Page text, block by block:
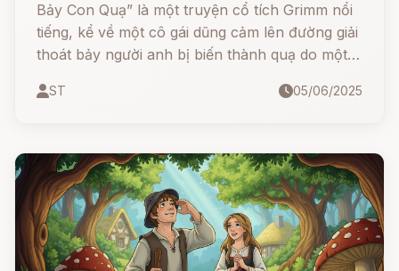
Bảy Con Quạ” là một truyện cổ tích Grimm nổi
tiếng, kể về một cô gái dũng cảm lên đường giải
thoát bảy người anh bị biến thành quạ do một
cảm gia đình, lòng dũng cảm và sự hy sinh, là
những vì sao và cả ngọn núi thủy tinh để cứu
lấy các anh.
ST 05/06/2025